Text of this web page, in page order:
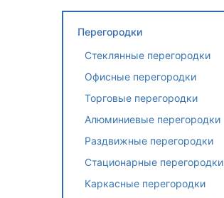
Перегородки
Стеклянные перегородки
Офисные перегородки
Торговые перегородки
Алюминиевые перегородки
Раздвижные перегородки
Стационарные перегородки
Каркасные перегородки